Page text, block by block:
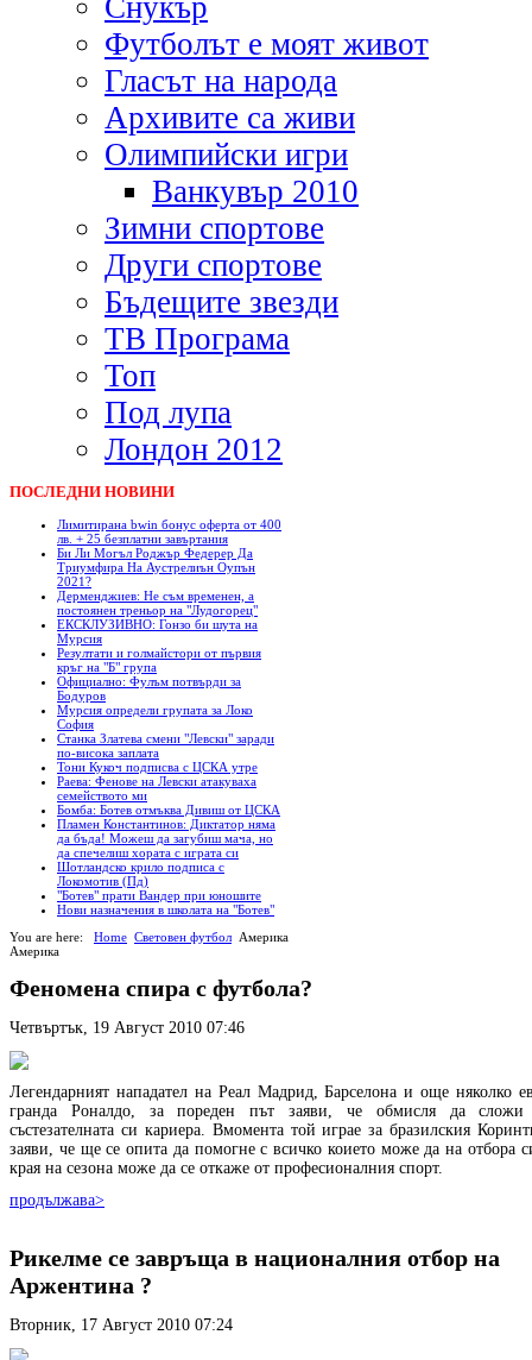
Снукър
Футболът е моят живот
Гласът на народа
Архивите са живи
Олимпийски игри
Ванкувър 2010
Зимни спортове
Други спортове
Бъдещите звезди
ТВ Програма
Топ
Под лупа
Лондон 2012
ПОСЛЕДНИ НОВИНИ
Лимитирана bwin бонус оферта от 400
лв. + 25 безплатни завъртания
Би Ли Могъл Роджър Федерер Да
Триумфира На Аустрелиън Оупън
2021?
Дерменджиев: Не съм временен, а
постоянен треньор на "Лудогорец"
ЕКСКЛУЗИВНО: Гонзо би шута на
Мурсия
Резултати и голмайстори от първия
кръг на "Б" група
Официално: Фулъм потвърди за
Бодуров
Мурсия определи групата за Локо
София
Станка Златева смени "Левски" заради
по-висока заплата
Тони Кукоч подписва с ЦСКА утре
Раева: Фенове на Левски атакуваха
семейството ми
Бомба: Ботев отмъква Дивиш от ЦСКА
Пламен Константинов: Диктатор няма
да бъда! Можеш да загубиш мача, но
да спечелиш хората с играта си
Шотландско крило подписа с
Локомотив (Пд)
"Ботев" прати Вандер при юношите
Нови назначения в школата на "Ботев"
You are here: Home Световен футбол Америка
Америка
Феномена спира с футбола?
Четвъртък, 19 Август 2010 07:46
Легендарният нападател на Реал Мадрид, Барселона и още няколко
гранда Роналдо, за пореден път заяви, че обмисля да
състезателната си кариера. Вмомента той играе за бразилския
заяви, че ще се опита да помогне с всичко коието може да на отбора
края на сезона може да се откаже от професионалния спорт.
продължава>
Рикелме се завръща в националния отбор на
Аржентина ?
Вторник, 17 Август 2010 07:24